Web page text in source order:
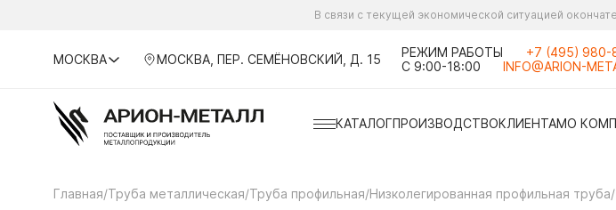
В связи с текущей экономической ситуацией
МОСКВА МОСКВА, ПЕР. СЕМЁНОВСКИЙ, Д. 15
РЕЖИМ РАБОТЫ
С 9:00-18:00
+7 (495) 980-
INFO@ARION-
КАТАЛОГПРОИЗВОДСТВОКЛИЕНТАМО
Главная/Труба металлическая/Труба профильная/Низколегированная профильная труба/